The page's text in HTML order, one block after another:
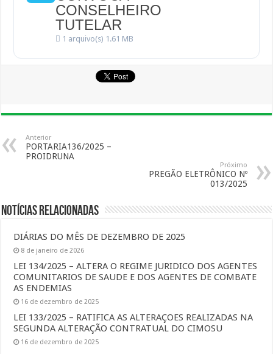
CONSELHEIRO
TUTELAR
1 arquivo(s) 1.61 MB
Anterior
PORTARIA136/2025 –
PROIDRUNA
Próximo
PREGÃO ELETRÔNICO Nº
013/2025
Notícias Relacionadas
DIÁRIAS DO MÊS DE DEZEMBRO DE 2025
8 de janeiro de 2026
LEI 134/2025 – ALTERA O REGIME JURIDICO DOS AGENTES
COMUNITARIOS DE SAUDE E DOS AGENTES DE COMBATE
AS ENDEMIAS
16 de dezembro de 2025
LEI 133/2025 – RATIFICA AS ALTERAÇOES REALIZADAS NA
SEGUNDA ALTERAÇÃO CONTRATUAL DO CIMOSU
16 de dezembro de 2025